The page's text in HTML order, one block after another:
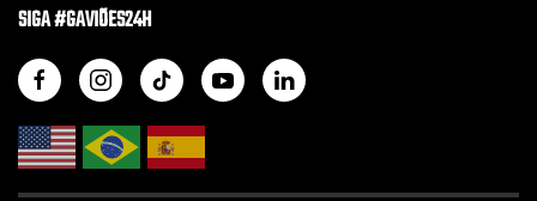
SIGA #GAVIÕES24H